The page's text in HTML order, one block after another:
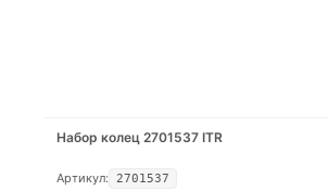
Набор колец 2701537 ITR
Артикул: 2701537